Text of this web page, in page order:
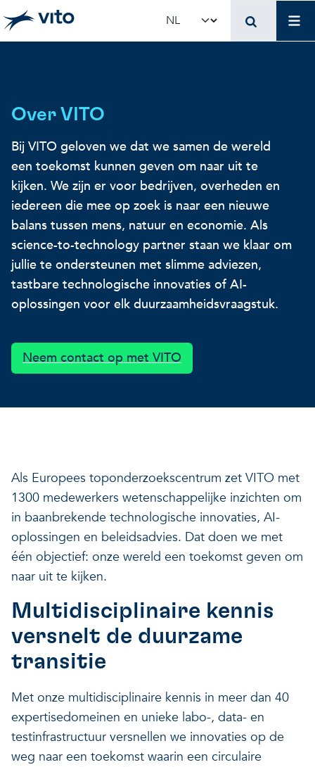
Skip to main content
Select your language
Concrete toepassingen
Gebruik onze infrastructuur
Licenties en spin-offs
VITO4STARTERS
Een regeneratieve
Concrete toepassingen
State-of-the-art
Voorbeeldprojecten
Nieuws en updates
Hoe VITO
Een regeneratieve
Veerkrachtige ecosystemen
Een gezonde leefomgeving
Unieke infrastructuur
Concrete toepassingen
Onze projecten
Wetenschappelijke
Een regeneratieve
Over VITO
Bij VITO geloven we dat we samen de wereld
een toekomst kunnen geven om naar uit te
kijken. We zijn er voor bedrijven, overheden en
iedereen die mee op zoek is naar een nieuwe
balans tussen mens, natuur en economie. Als
science-to-technology partner staan we klaar om
jullie te ondersteunen met slimme adviezen,
tastbare technologische innovaties of AI-
oplossingen voor elk duurzaamheidsvraagstuk.
Neem contact op met VITO
Als Europees toponderzoekscentrum zet VITO met
1300 medewerkers wetenschappelijke inzichten om
in baanbrekende technologische innovaties, AI-
oplossingen en beleidsadvies. Dat doen we met
één objectief: onze wereld een toekomst geven om
naar uit te kijken.
Multidisciplinaire kennis
versnelt de duurzame
transitie
Met onze multidisciplinaire kennis in meer dan 40
expertisedomeinen en unieke labo-, data- en
testinfrastructuur versnellen we innovaties op de
weg naar een toekomst waarin een circulaire